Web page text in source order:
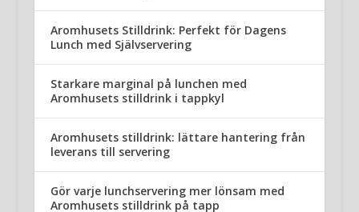
Aromhusets Stilldrink: Perfekt för Dagens
Lunch med Självservering
Starkare marginal på lunchen med
Aromhusets stilldrink i tappkyl
Aromhusets stilldrink: lättare hantering från
leverans till servering
Gör varje lunchservering mer lönsam med
Aromhusets stilldrink på tapp